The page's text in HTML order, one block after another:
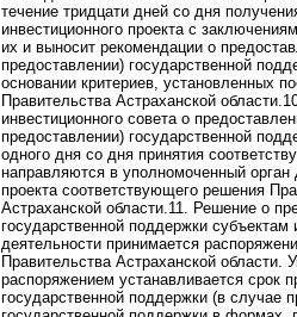
течение тридцати дней со дня
инвестиционного проекта с
их и выносит рекомендации о
предоставлении) государственной
основании критериев, установленных
Правительства Астраханской области.
инвестиционного совета о
предоставлении) государственной
одного дня со дня принятия
направляются в уполномоченный орган
проекта соответствующего решения
Астраханской области.11. Решение о
государственной поддержки субъектам
деятельности принимается
Правительства Астраханской области.
распоряжением устанавливается срок
государственной поддержки (в случае